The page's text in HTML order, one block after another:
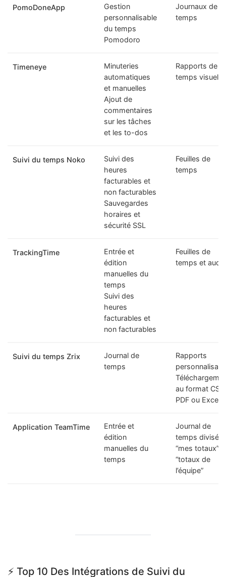
PomoDoneApp
Gestion
personnalisable
du temps
Pomodoro
Journaux de
temps
Timeneye
Minuteries
automatiques
et manuelles
Ajout de
commentaires
sur les tâches
et les to-dos
Rapports de
temps visuels
Suivi du temps Noko
Suivi des
heures
facturables et
non facturables
Sauvegardes
horaires et
sécurité SSL
Feuilles de
temps
TrackingTime
Entrée et
édition
manuelles du
temps
Suivi des
heures
facturables et
non facturables
Feuilles de
temps et
Suivi du temps Zrix
Journal de
temps
Rapports
au format CSV,
PDF ou Excel
Application TeamTime
Entrée et
édition
manuelles du
temps
Journal de
temps divisé
“mes totaux”
“totaux de
l’équipe”
⚡ Top 10 Des Intégrations de Suivi du